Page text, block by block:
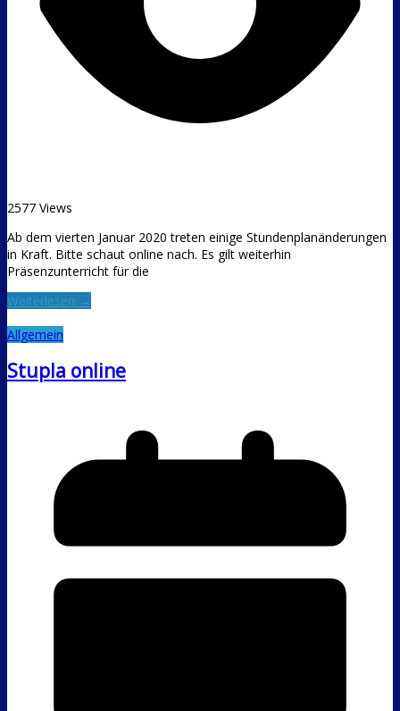
2577 Views
Ab dem vierten Januar 2020 treten einige Stundenplanänderungen
in Kraft. Bitte schaut online nach. Es gilt weiterhin
Präsenzunterricht für die
Weiterlesen →
Allgemein
Stupla online